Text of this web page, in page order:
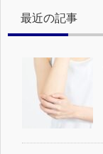
最近の記事